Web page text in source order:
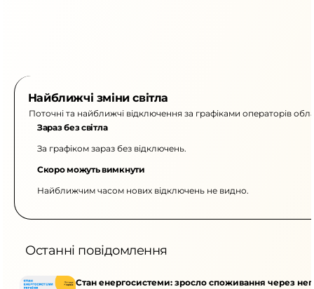
Найближчі зміни світла
Поточні та найближчі відключення за графіками операторів
Зараз без світла
За графіком зараз без відключень.
Скоро можуть вимкнути
Найближчим часом нових відключень не видно.
Останні повідомлення
Стан енергосистеми: зросло споживання через